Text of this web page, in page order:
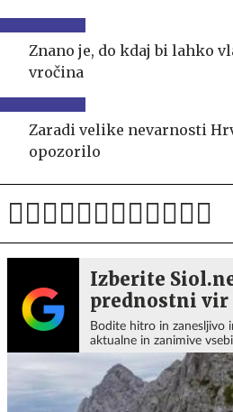
Znano je, do kdaj bi lahko
vročina
Zaradi velike nevarnosti
opozorilo
Izberite
prednostni vir
Bodite hitro in zanesljivo
aktualne in zanimive